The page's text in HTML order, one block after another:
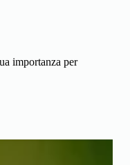
importanza per